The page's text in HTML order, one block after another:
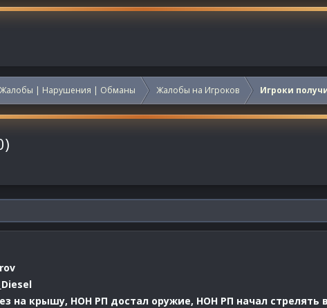
Жалобы | Нарушения | Обманы Жалобы на Игроков Игроки
на крышу, НОН РП достал оружие, НОН РП начал стрелять